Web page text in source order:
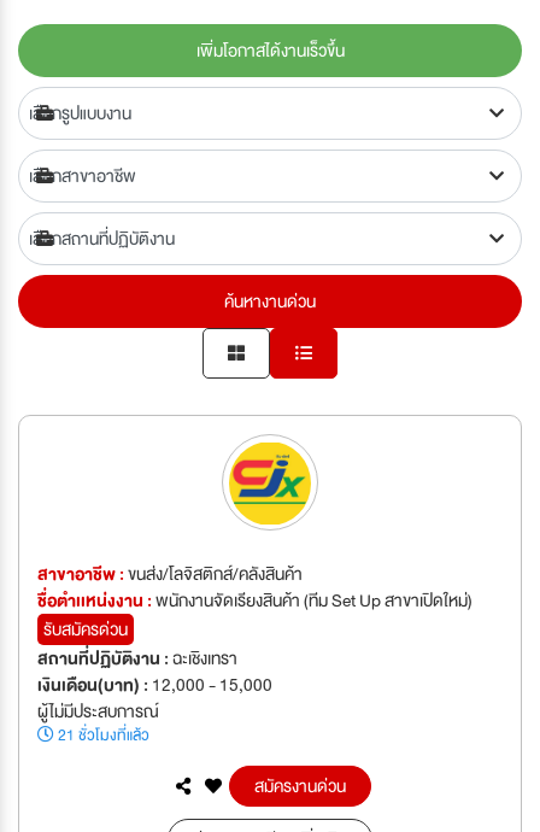
เพิ่มโอกาสได้งานเร็วขึ้น
ค้นหางานด่วน
สาขาอาชีพ :ขนส่ง/โลจิสติกส์/คลังสินค้า
ชื่อตำเเหน่งงาน :พนักงานจัดเรียงสินค้า (ทีม Set Up สาขาเปิดใหม่)
รับสมัครด่วน
สถานที่ปฏิบัติงาน :ฉะเชิงเทรา
เงินเดือน(บาท) : 12,000 - 15,000
ผู้ไม่มีประสบการณ์
21 ชั่วโมงที่แล้ว
สมัครงานด่วน